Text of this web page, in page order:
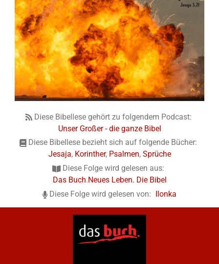
Diese Bibellese gehört zu folgendem Podcast:
Unser Großer - die ganze Bibel
Diese Bibellese bezieht sich auf folgende Bücher:
Jesaja, Korinther, Psalmen, Sprüche
Diese Folge wird gelesen aus:
Das Buch.Neues Leben. Die Bibel
Diese Folge wird gelesen von: Ilonka